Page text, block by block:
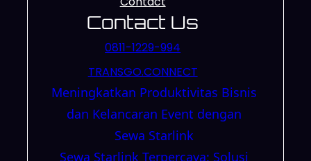
Contact Us
0811-1229-994
TRANSGO.CONNECT
Meningkatkan Produktivitas Bisnis
dan Kelancaran Event dengan
Sewa Starlink
Sewa Starlink Terpercaya: Solusi